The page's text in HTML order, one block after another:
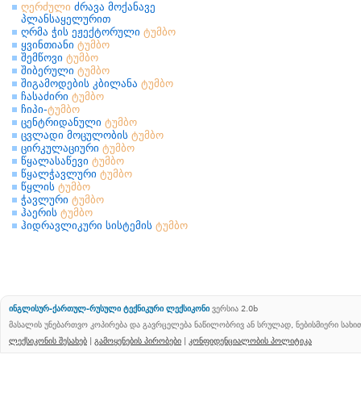
ღერძული ძრავა მოქანავე
პლანსაყელურით
ღრმა ჭის ეჟექტორული ტუმბო
ყვინთიანი ტუმბო
შემწოვი ტუმბო
შიბერული ტუმბო
შიგამოდების კბილანა ტუმბო
ჩასაძირი ტუმბო
ჩიპი-ტუმბო
ცენტრიდანული ტუმბო
ცვლადი მოცულობის ტუმბო
ცირკულაციური ტუმბო
წყალასაწევი ტუმბო
წყალჭავლური ტუმბო
წყლის ტუმბო
ჭავლური ტუმბო
ჰაერის ტუმბო
ჰიდრავლიკური სისტემის ტუმბო
ინგლისურ-ქართულ-რუსული ტექნიკური ლექსიკონი ვერსია 2.0b
მასალის უნებართვო კოპირება და გავრცელება ნაწილობრივ ან სრულად, ნებისმიერი
ლექსიკონის შესახებ | გამოყენების პირობები | კონფიდენციალობის პოლიტიკა